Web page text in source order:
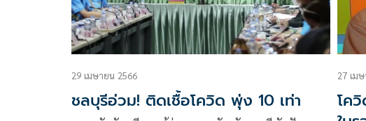
29 เมษายน 2566
ชลบุรีอ่วม! ติดเชื้อโควิด พุ่ง 10 เท่า
27 เม
โค